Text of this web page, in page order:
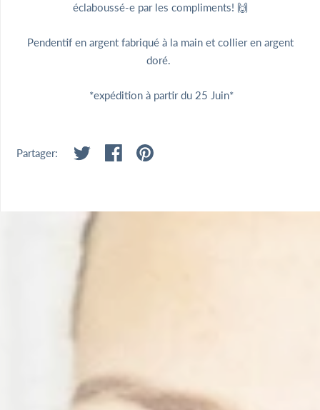
éclaboussé-e par les compliments! 🙌
Pendentif en argent fabriqué à la main et collier en argent
doré.
*expédition à partir du 25 Juin*
Partager: